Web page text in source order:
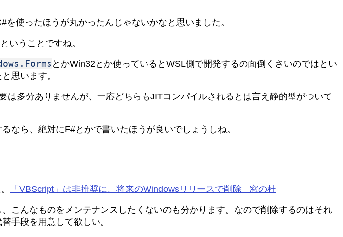
使ったほうが丸かったんじゃないかなと思いました。
いうことですね。
とかWin32とか使っているとWSL側で開発するの面倒くさいのではとい
思います。
多分ありませんが、一応どちらもJITコンパイルされるとは言え静的型がついて
なら、絶対にF#とかで書いたほうが良いでしょうしね。
「VBScript」は非推奨に、将来のWindowsリリースで削除 - 窓の杜
こんなものをメンテナンスしたくないのも分かります。なので削除するのはそれ
手段を用意して欲しい。